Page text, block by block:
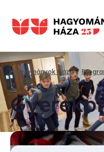
tartalomra
Morzsa
Hagyományok Háza